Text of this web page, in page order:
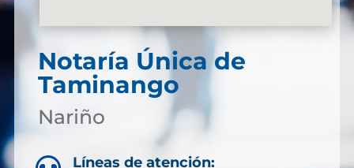
Notaría Única de
Taminango
Nariño
Líneas de atención: